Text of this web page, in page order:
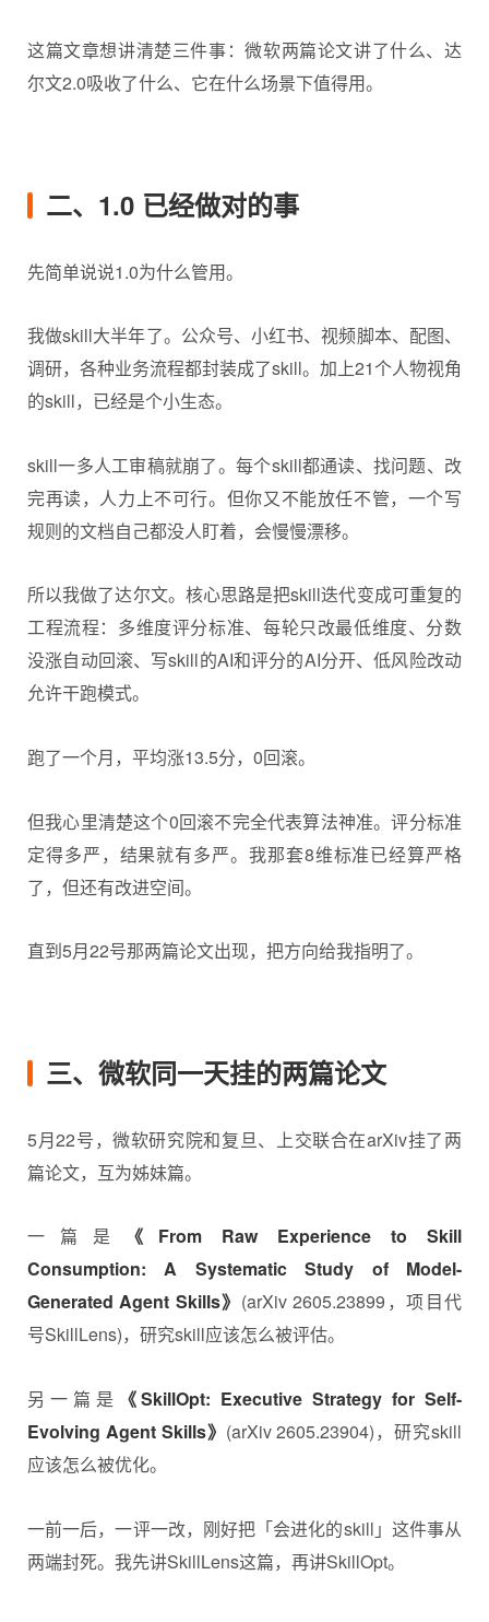
这篇文章想讲清楚三件事：微软两篇论文讲了什么、达
尔文2.0吸收了什么、它在什么场景下值得用。
二、1.0 已经做对的事
先简单说说1.0为什么管用。
我做skill大半年了。公众号、小红书、视频脚本、配图、
调研，各种业务流程都封装成了skill。加上21个人物视角
的skill，已经是个小生态。
skill一多人工审稿就崩了。每个skill都通读、找问题、改
完再读，人力上不可行。但你又不能放任不管，一个写
规则的文档自己都没人盯着，会慢慢漂移。
所以我做了达尔文。核心思路是把skill迭代变成可重复的
工程流程：多维度评分标准、每轮只改最低维度、分数
没涨自动回滚、写skill的AI和评分的AI分开、低风险改动
允许干跑模式。
跑了一个月，平均涨13.5分，0回滚。
但我心里清楚这个0回滚不完全代表算法神准。评分标准
定得多严，结果就有多严。我那套8维标准已经算严格
了，但还有改进空间。
直到5月22号那两篇论文出现，把方向给我指明了。
三、微软同一天挂的两篇论文
5月22号，微软研究院和复旦、上交联合在arXiv挂了两
篇论文，互为姊妹篇。
一篇是
《From Raw Experience to Skill
Consumption: A Systematic Study of Model-
Generated Agent Skills》 (arXiv 2605.23899，项目代
号SkillLens)，研究skill应该怎么被评估。
另一篇是
《SkillOpt: Executive Strategy for Self-
Evolving Agent Skills》 (arXiv 2605.23904)，研究skill
应该怎么被优化。
一前一后，一评一改，刚好把「会进化的skill」这件事从
两端封死。我先讲SkillLens这篇，再讲SkillOpt。